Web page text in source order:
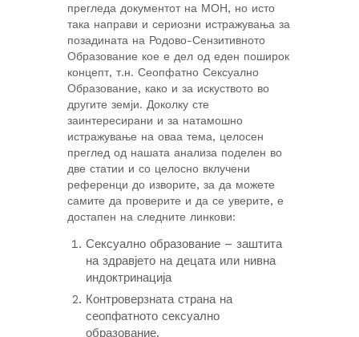
прегледа документот на МОН, но исто
така направи и сериозни истражувања за
позадината на Родово-Сензитивното
Образование кое е дел од еден поширок
концепт, т.н. Сеопфатно Сексуално
Образование, како и за искуството во
другите земји. Доколку сте
заинтересирани и за натамошно
истражување на оваа тема, целосен
преглед од нашата анализа поделен во
две статии и со целосно вклучени
референци до изворите, за да можете
самите да проверите и да се уверите, е
достапен на следните линкови:
Сексуално образование – заштита
на здравјето на децата или нивна
индоктринација
Контроверзната страна на
сеопфатното сексуално
образование.